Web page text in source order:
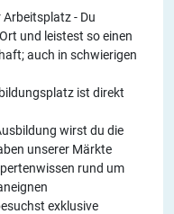
- Du
und leistest so einen
auch in schwierigen
ist direkt
wirst du die
unserer Märkte
rund um
exklusive